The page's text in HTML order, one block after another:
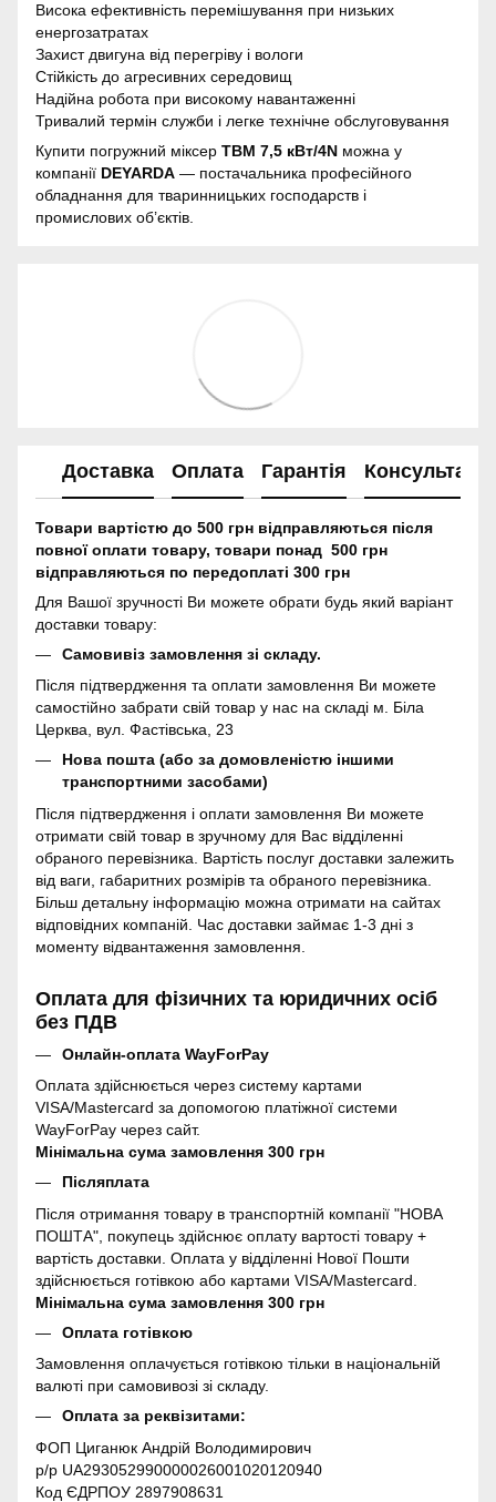
Висока ефективність перемішування при низьких
енергозатратах
Захист двигуна від перегріву і вологи
Стійкість до агресивних середовищ
Надійна робота при високому навантаженні
Тривалий термін служби і легке технічне обслуговування
Купити погружний міксер TBM 7,5 кВт/4N можна у
компанії DEYARDA — постачальника професійного
обладнання для тваринницьких господарств і
промислових об’єктів.
Доставка Оплата Гарантія Консультація
Товари вартістю до 500 грн відправляються після
повної оплати товару, товари понад 500 грн
відправляються по передоплаті 300 грн
Для Вашої зручності Ви можете обрати будь який варіант
доставки товару:
Самовивіз замовлення зі складу.
Після підтвердження та оплати замовлення Ви можете
самостійно забрати свій товар у нас на складі м. Біла
Церква, вул. Фастівська, 23
Нова пошта (або за домовленістю іншими
транспортними засобами)
Після підтвердження і оплати замовлення Ви можете
отримати свій товар в зручному для Вас відділенні
обраного перевізника. Вартість послуг доставки залежить
від ваги, габаритних розмірів та обраного перевізника.
Більш детальну інформацію можна отримати на сайтах
відповідних компаній. Час доставки займає 1-3 дні з
моменту відвантаження замовлення.
Оплата для фізичних та юридичних осіб
без ПДВ
Онлайн-оплата WayForPay
Оплата здійснюється через систему картами
VISA/Mastercard за допомогою платіжної системи
WayForPay через сайт.
Мінімальна сума замовлення 300 грн
Післяплата
Після отримання товару в транспортній компанії "НОВА
ПОШТА", покупець здійснює оплату вартості товару +
вартість доставки. Оплата у відділенні Нової Пошти
здійснюється готівкою або картами VISA/Mastercard.
Мінімальна сума замовлення 300 грн
Оплата готівкою
Замовлення оплачується готівкою тільки в національній
валюті при самовивозі зі складу.
Оплата за реквізитами:
ФОП Циганюк Андрій Володимирович
р/р UA293052990000026001020120940
Код ЄДРПОУ 2897908631